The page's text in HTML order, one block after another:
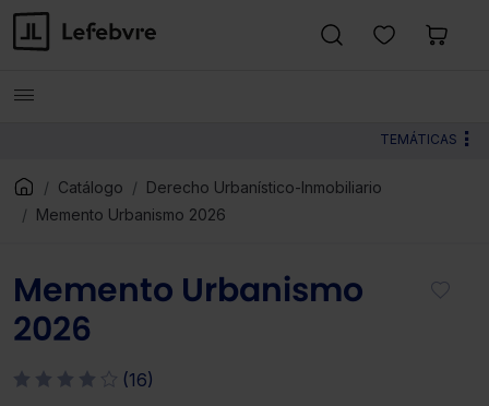
TEMÁTICAS
Catálogo
Derecho Urbanístico-Inmobiliario
Memento Urbanismo 2026
Memento Urbanismo
2026
(16)